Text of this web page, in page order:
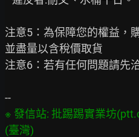
注意5：為保障您的權益，
並盡量以含稅價取貨
注意6：若有任何問題請先
※ 發信站: 批踢踢實業坊
(臺灣)